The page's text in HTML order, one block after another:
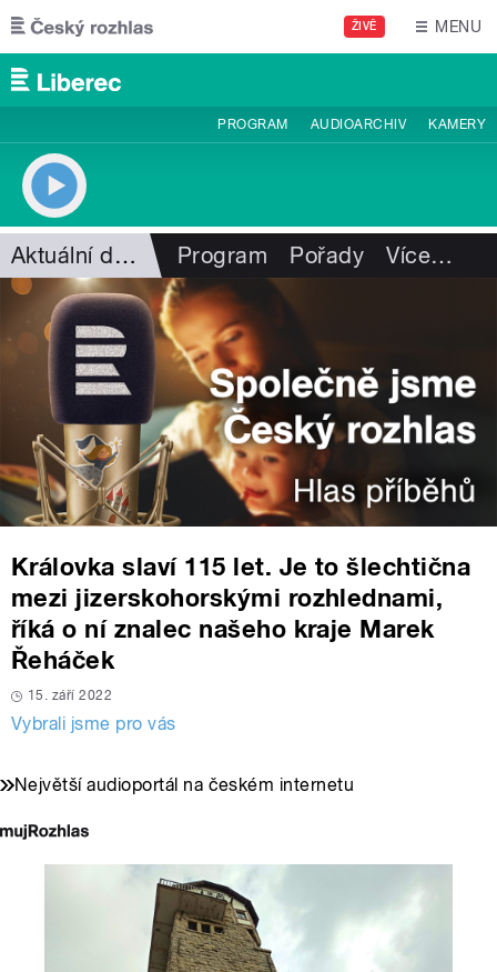
Přejít k hlavnímu obsahu
ŽIVĚ MENU
PROGRAM AUDIOARCHIV KAMERY
Aktuální dění Program Pořady Více…
Královka slaví 115 let. Je to šlechtična
mezi jizerskohorskými rozhlednami,
říká o ní znalec našeho kraje Marek
Řeháček
15. září 2022
Vybrali jsme pro vás
Největší audioportál na českém internetu